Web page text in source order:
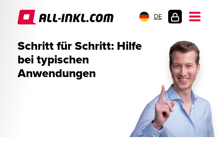
DE
Schritt für Schritt: Hilfe
bei typischen
Anwendungen